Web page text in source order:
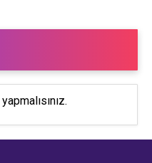
yapmalısınız.